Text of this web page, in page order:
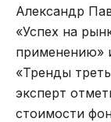
Александр
«Успех на
применению»
«Тренды
эксперт
стоимости